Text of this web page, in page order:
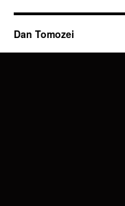
Dan Tomozei